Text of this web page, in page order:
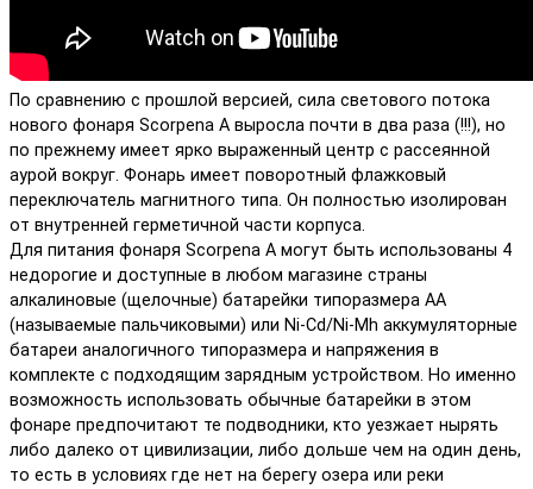
По сравнению с прошлой версией, сила светового потока
нового фонаря Scorpena A выросла почти в два раза (!!!), но
по прежнему имеет ярко выраженный центр с рассеянной
аурой вокруг. Фонарь имеет поворотный флажковый
переключатель магнитного типа. Он полностью изолирован
от внутренней герметичной части корпуса.
Для питания фонаря Scorpena А могут быть использованы 4
недорогие и доступные в любом магазине страны
алкалиновые (щелочные) батарейки типоразмера АА
(называемые пальчиковыми) или Ni-Cd/Ni-Mh аккумуляторные
батареи аналогичного типоразмера и напряжения в
комплекте с подходящим зарядным устройством. Но именно
возможность использовать обычные батарейки в этом
фонаре предпочитают те подводники, кто уезжает нырять
либо далеко от цивилизации, либо дольше чем на один день,
то есть в условиях где нет на берегу озера или реки